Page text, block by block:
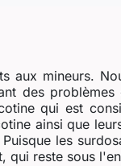
aux mineurs.
des problèmes
qui est
ainsi que
les
qui reste sous